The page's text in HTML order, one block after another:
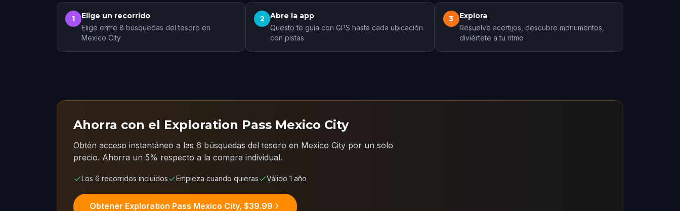
1 Elige un recorrido
Elige entre 8 búsquedas del tesoro en
Mexico City
2 Abre la app
Questo te guía con GPS hasta cada ubicación
con pistas
3 Explora
Resuelve acertijos, descubre monumentos,
diviértete a tu ritmo
Ahorra con el Exploration Pass Mexico City
Obtén acceso instantáneo a las 6 búsquedas del tesoro en Mexico City por un solo
precio. Ahorra un 5% respecto a la compra individual.
Los 6 recorridos incluidos Empieza cuando quieras Válido 1 año
Obtener Exploration Pass Mexico City, $39.99